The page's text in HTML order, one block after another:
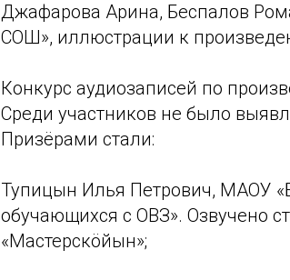
Джафарова Арина, Беспалов
СОШ», иллюстрации к
Конкурс аудиозаписей по
Среди участников не было
Призёрами стали:
Тупицын Илья Петрович, МАОУ
обучающихся с ОВЗ». Озвучено
«Мастерскöйын»;